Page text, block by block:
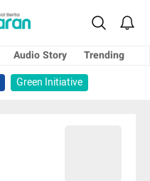
Audio Story
Trending
Green Initiative